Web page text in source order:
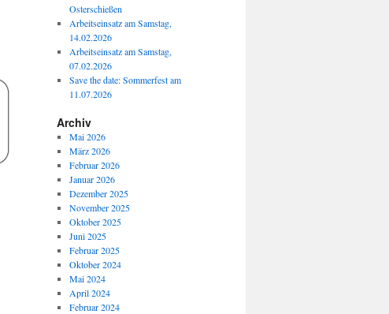
Osterschießen
Arbeitseinsatz am Samstag,
14.02.2026
Arbeitseinsatz am Samstag,
07.02.2026
Save the date: Sommerfest am
11.07.2026
Archiv
Mai 2026
März 2026
Februar 2026
Januar 2026
Dezember 2025
November 2025
Oktober 2025
Juni 2025
Februar 2025
Oktober 2024
Mai 2024
April 2024
Februar 2024